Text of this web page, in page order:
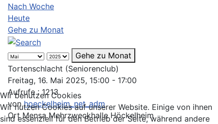
Nach Woche
Heute
Gehe zu Monat
Gehe zu Monat
Tortenschlacht (Seniorenclub)
Freitag, 16. Mai 2025, 15:00 - 17:00
Aufrufe: 1213
vonhoeckelheim_net_adm
Ort Mensa Mehrzweckhalle Höckelheim
Wir benutzen Cookies
Wir nutzen Cookies auf unserer Website. Einige von ihnen
sind essenziell für den Betrieb der Seite, während andere